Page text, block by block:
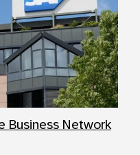
Business Network